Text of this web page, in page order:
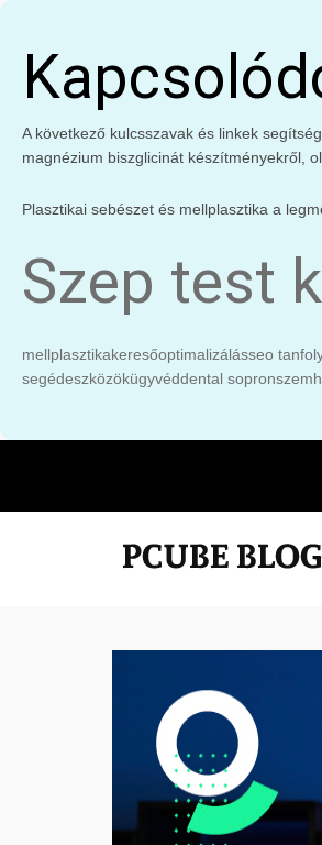
A következő kulcsszavak és linkek
magnézium biszglicinát készítményekről,
Plasztikai sebészet és mellplasztika a
Szep test
mellplasztikakeresőoptimalizálásseo
segédeszközökügyvéddental sopron